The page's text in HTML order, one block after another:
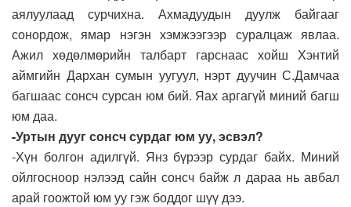
аялуулаад сурчихна. Ахмадуудын дуулж байгааг
сонордож, ямар нэгэн хэмжээгээр суралцаж явлаа.
Ажил хөдөлмөрийн талбарт гарснаас хойш Хэнтий
аймгийн Дархан сумын уугуул, нэрт дуучин С.Дамчаа
багшаас сонсч сурсан юм бий. Яах аргагүй миний багш
юм даа.
-Уртын дууг сонсч сурдаг юм уу, эсвэл?
-Хүн болгон адилгүй. Янз бүрээр сурдаг байх. Миний
ойлгосноор нэлээд сайн сонсч байж л дараа нь авбал
арай гоожтой юм уу гэж боддог шүү дээ.